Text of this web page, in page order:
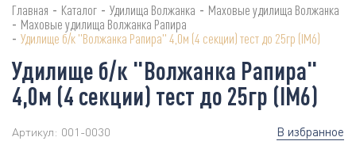
Главная - Каталог - Удилища Волжанка - Маховые удилища Волжанка
- Маховые удилища Волжанка Рапира
- Удилище б/к "Волжанка Рапира" 4,0м (4 секции) тест до 25гр (IM6)
Удилище б/к "Волжанка Рапира"
4,0м (4 секции) тест до 25гр (IM6)
Артикул: 001-0030 В избранное